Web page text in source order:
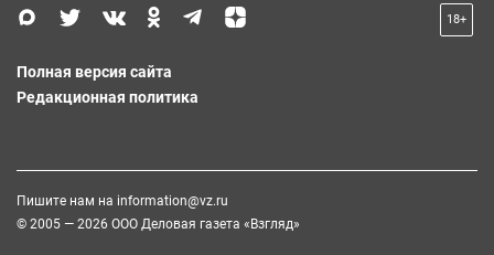
18+
Полная версия сайта
Редакционная политика
Пишите нам на information@vz.ru
© 2005 — 2026 ООО Деловая газета «Взгляд»